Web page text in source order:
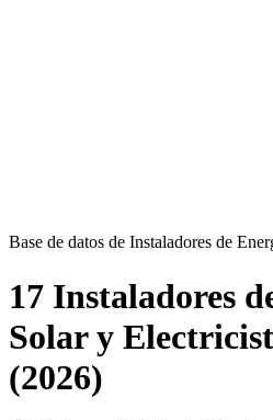
Base de datos de Instaladores de
17 Instaladores
Solar y
(2026)